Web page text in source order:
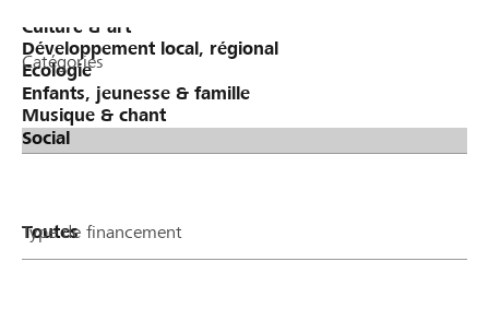
Catégories
Type de financement